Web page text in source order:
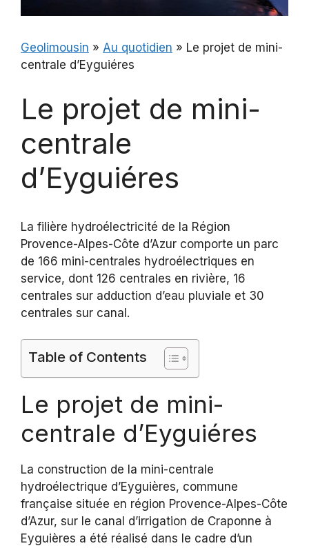
Geolimousin » Au quotidien » Le projet de mini-
centrale d’Eyguiéres
Le projet de mini-
centrale
d’Eyguiéres
La filière hydroélectricité de la Région
Provence-Alpes-Côte d’Azur comporte un parc
de 166 mini-centrales hydroélectriques en
service, dont 126 centrales en rivière, 16
centrales sur adduction d’eau pluviale et 30
centrales sur canal.
Table of Contents
Le projet de mini-
centrale d’Eyguiéres
La construction de la mini-centrale
hydroélectrique d’Eyguières, commune
française située en région Provence-Alpes-Côte
d’Azur, sur le canal d’irrigation de Craponne à
Eyguières a été réalisé dans le cadre d’un